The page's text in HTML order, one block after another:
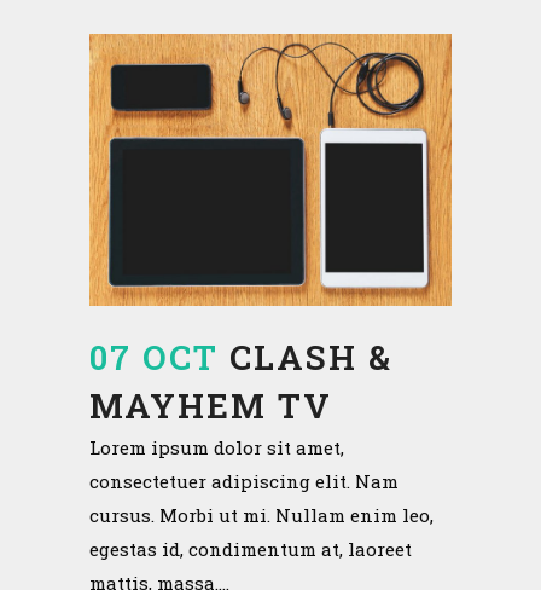
07 OCT CLASH &
MAYHEM TV
Lorem ipsum dolor sit amet,
consectetuer adipiscing elit. Nam
cursus. Morbi ut mi. Nullam enim leo,
egestas id, condimentum at, laoreet
mattis, massa....